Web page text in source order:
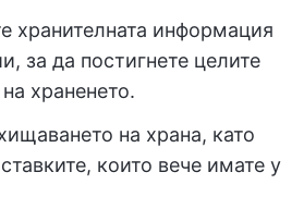
хранителната информация
за да постигнете целите
храненето.
на храна, като
които вече имате у